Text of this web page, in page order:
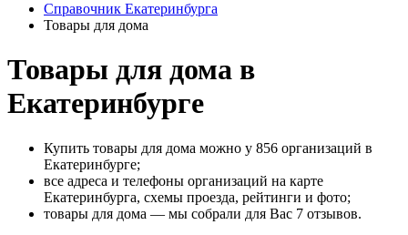
Справочник Екатеринбурга
Товары для дома
Товары для дома в
Екатеринбурге
Купить товары для дома можно у 856 организаций в
Екатеринбурге;
все адреса и телефоны организаций на карте
Екатеринбурга, схемы проезда, рейтинги и фото;
товары для дома — мы собрали для Вас 7 отзывов.